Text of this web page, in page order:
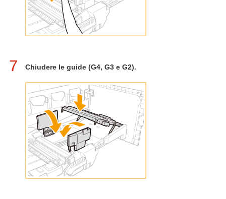
7 Chiudere le guide (G4, G3 e G2).